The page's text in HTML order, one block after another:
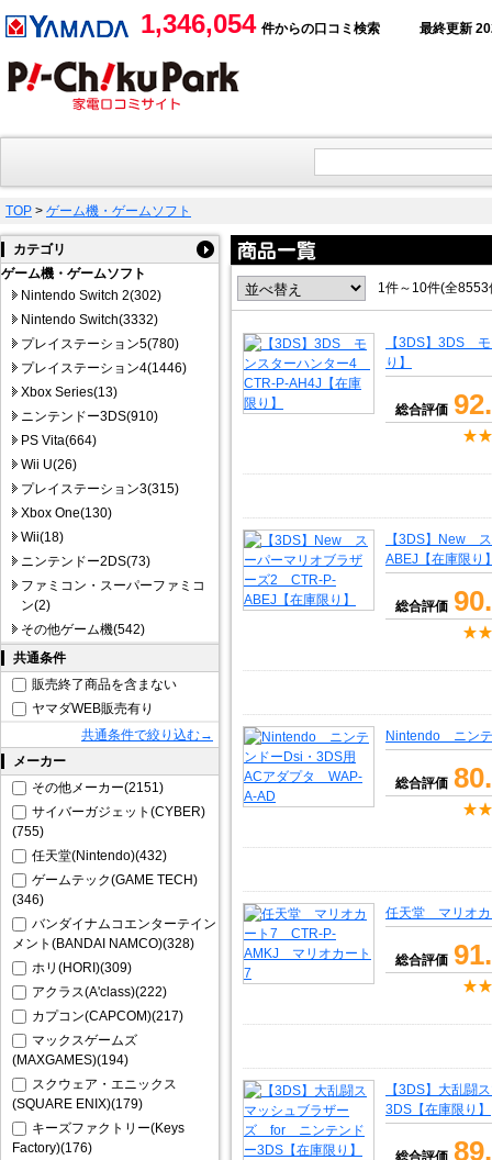
1,346,054 件からの口コミ検索 最終更新
TOP > ゲーム機・ゲームソフト
カテゴリ
ゲーム機・ゲームソフト
Nintendo Switch 2(302)
Nintendo Switch(3332)
プレイステーション5(780)
プレイステーション4(1446)
Xbox Series(13)
ニンテンドー3DS(910)
PS Vita(664)
Wii U(26)
プレイステーション3(315)
Xbox One(130)
Wii(18)
ニンテンドー2DS(73)
ファミコン・スーパーファミコ
ン(2)
その他ゲーム機(542)
共通条件
販売終了商品を含まない
ヤマダWEB販売有り
共通条件で絞り込む→
メーカー
その他メーカー(2151)
サイバーガジェット(CYBER)
(755)
任天堂(Nintendo)(432)
ゲームテック(GAME TECH)
(346)
バンダイナムコエンターテイン
メント(BANDAI NAMCO)(328)
ホリ(HORI)(309)
アクラス(A'class)(222)
カプコン(CAPCOM)(217)
マックスゲームズ
(MAXGAMES)(194)
スクウェア・エニックス
(SQUARE ENIX)(179)
キーズファクトリー(Keys
Factory)(176)
1件～10件(全
【3DS】3DS
り】
総合評価
【3DS】New
ABEJ【在庫限り
総合評価
Nintendo ニン
総合評価
任天堂 マリオ
総合評価
【3DS】大乱
3DS【在庫限り】
総合評価